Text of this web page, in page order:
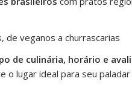
de veganos a churrascarias
de culinária, horário e
o lugar ideal para seu